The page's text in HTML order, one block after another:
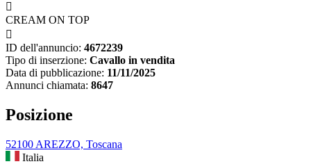

CREAM ON TOP

ID dell'annuncio: 4672239
Tipo di inserzione: Cavallo in vendita
Data di pubblicazione: 11/11/2025
Annunci chiamata: 8647
Posizione
52100 AREZZO, Toscana
Italia